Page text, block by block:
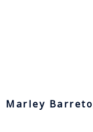
Marley